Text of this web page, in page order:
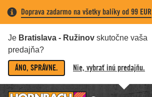
Doprava zadarmo na všetky balíky od 99 EUR
Je Bratislava - Ružinov skutočne vaša
predajňa?
ÁNO, SPRÁVNE. Nie, vybrať inú predajňu.